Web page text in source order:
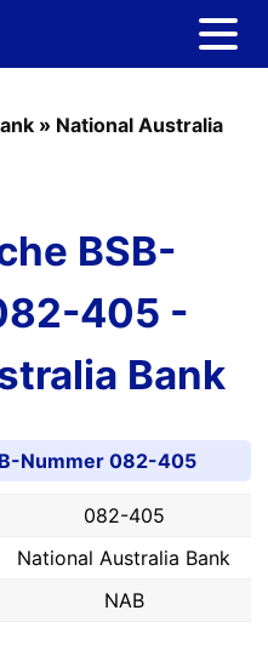
» National Australia
BSB-
405 -
Bank
Nummer 082-405
082-405
National Australia Bank
NAB